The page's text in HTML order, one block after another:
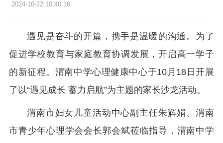
2024-10-22 10:40:16
遇见是奋斗的开篇，携手是温暖的沟通。为了
促进学校教育与家庭教育协调发展，开启高一学子
的新征程。渭南中学心理健康中心于10月18日开展
了以“遇见成长 蓄力启航”为主题的家长沙龙活动。
渭南市妇女儿童活动中心副主任朱辉娟、渭南
市青少年心理学会会长郭会斌莅临指导，渭南中学